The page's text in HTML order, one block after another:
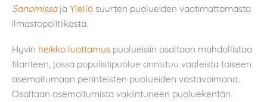
Sanomissaja Ylellä suurten puolueiden vaatimattomasta
ilmastopolitiikasta.
Hyvin heikko luottamus puolueisiin osaltaan mahdollistaa
tilanteen, jossa populistipuolue onnistuu vaaleista toiseen
asemoitumaan perinteisten puolueiden vastavoimana.
Osaltaan asemoitumista vakiintuneen puoluekentän